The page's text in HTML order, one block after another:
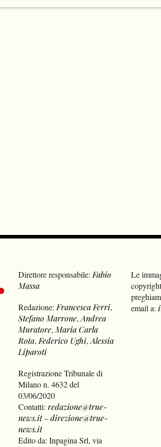
Direttore responsabile: Fabio
Massa
Redazione: Francesca Ferri,
Stefano Marrone,Andrea
Muratore, Maria Carla
Rota, Federico Ughi,Alessia
Liparoti
Registrazione Tribunale di
Milano n. 4632 del
03/06/2020
Contatti:redazione@true-
news.it–direzione@true-
news.it
Edito da: Inpagina Srl, via
Le
email a: